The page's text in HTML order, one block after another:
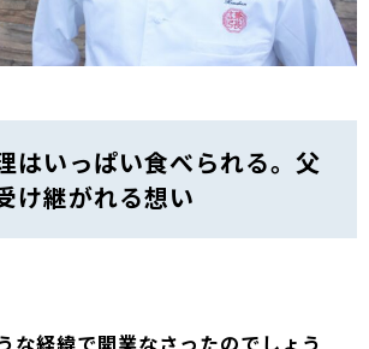
はいっぱい食べられる。父
け継がれる想い
な経緯で開業なさったのでしょう